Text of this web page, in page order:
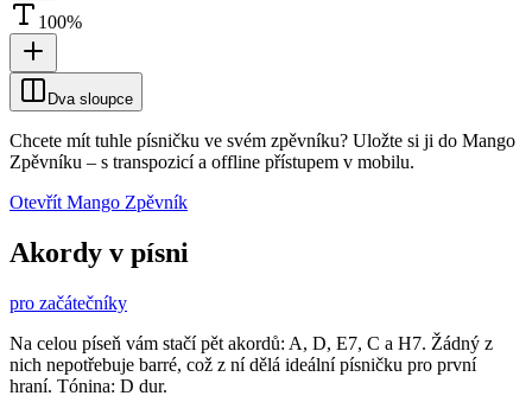
100%
Dva sloupce
Chcete mít tuhle písničku ve svém zpěvníku? Uložte si ji do Mango
Zpěvníku – s transpozicí a offline přístupem v mobilu.
Otevřít Mango Zpěvník
Akordy v písni
pro začátečníky
Na celou píseň vám stačí pět akordů: A, D, E7, C a H7. Žádný z
nich nepotřebuje barré, což z ní dělá ideální písničku pro první
hraní. Tónina: D dur.